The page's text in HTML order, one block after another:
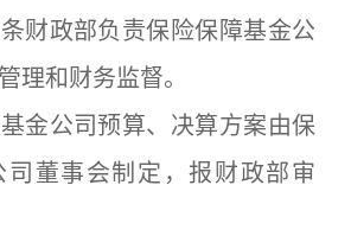
政部负责保险保障基金公
理和财务监督。
公司预算、决算方案由保
司董事会制定，报财政部审